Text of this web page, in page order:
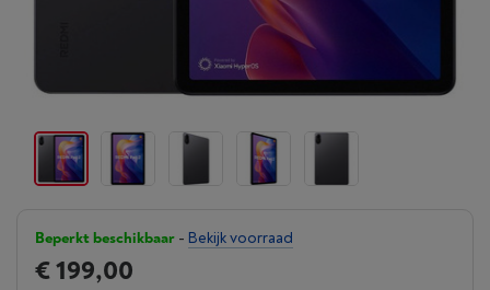
Beperkt beschikbaar - Bekijk voorraad
€ 199,00